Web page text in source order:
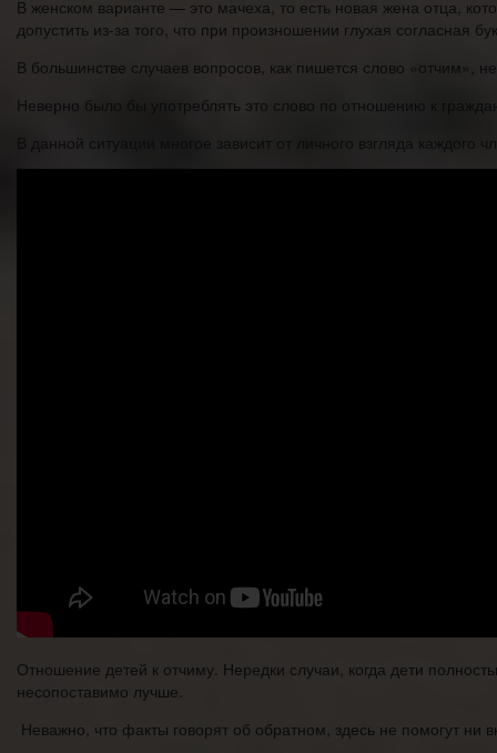
В женском варианте — это мачеха, то есть новая жена отца,
допустить из-за того, что при произношении глухая согласная
В большинстве случаев вопросов, как пишется слово «отчим»,
Неверно было бы употреблять это слово по отношению к
В данной ситуации многое зависит от личного взгляда
Отношение детей к отчиму. Нередки случаи, когда дети
несопоставимо лучше.
Неважно, что факты говорят об обратном, здесь не помогут